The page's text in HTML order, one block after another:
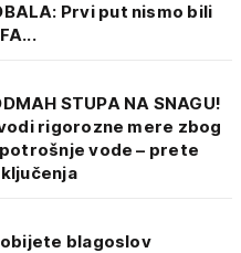
Prvi put nismo bili
STUPA NA SNAGU!
rigorozne mere zbog
vode – prete
blagoslov